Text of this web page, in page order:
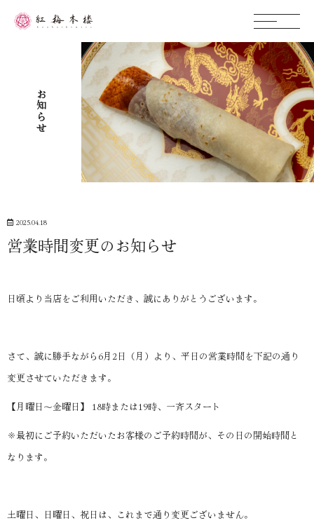
お知らせ
2025.04.18
営業時間変更のお知らせ
日頃より当店をご利用いただき、誠にありがとうございます。
さて、誠に勝手ながら6月2日（月）より、平日の営業時間を下記の通り
変更させていただきます。
【月曜日～金曜日】 18時または19時、一斉スタート
※最初にご予約いただいたお客様のご予約時間が、その日の開始時間と
なります。
土曜日、日曜日、祝日は、これまで通り変更ございません。